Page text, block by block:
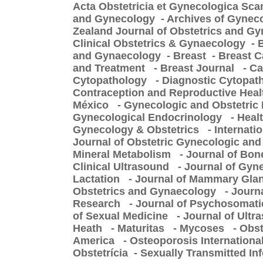
Acta Obstetricia et Gynecologica
and Gynecology - Archives of
Zealand Journal of Obstetrics and
Clinical Obstetrics & Gynaecology -
and Gynaecology - Breast - Breast
and Treatment - Breast Journal -
Cytopathology - Diagnostic
Contraception and Reproductive
México - Gynecologic and
Gynecological Endocrinology -
Gynecology & Obstetrics -
Journal of Obstetric Gynecologic
Mineral Metabolism - Journal of
Clinical Ultrasound - Journal of
Lactation - Journal of Mammary
Obstetrics and Gynaecology -
Research - Journal of
of Sexual Medicine - Journal of
Heath - Maturitas - Mycoses -
America - Osteoporosis
Obstetrícia - Sexually Transmitted